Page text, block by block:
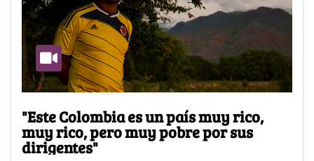
"Este Colombia es un país muy rico,
muy rico, pero muy pobre por sus
dirigentes"